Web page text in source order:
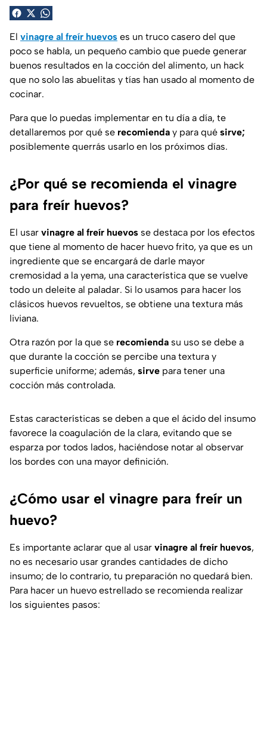
El vinagre al freír huevos es un truco casero del que
poco se habla, un pequeño cambio que puede generar
buenos resultados en la cocción del alimento, un hack
que no solo las abuelitas y tías han usado al momento de
cocinar.
Para que lo puedas implementar en tu día a día, te
detallaremos por qué se recomienda y para qué sirve;
posiblemente querrás usarlo en los próximos días.
¿Por qué se recomienda el vinagre
para freír huevos?
El usar vinagre al freír huevos se destaca por los efectos
que tiene al momento de hacer huevo frito, ya que es un
ingrediente que se encargará de darle mayor
cremosidad a la yema, una característica que se vuelve
todo un deleite al paladar. Si lo usamos para hacer los
clásicos huevos revueltos, se obtiene una textura más
liviana.
Otra razón por la que se recomienda su uso se debe a
que durante la cocción se percibe una textura y
superficie uniforme; además, sirve para tener una
cocción más controlada.
Estas características se deben a que el ácido del insumo
favorece la coagulación de la clara, evitando que se
esparza por todos lados, haciéndose notar al observar
los bordes con una mayor definición.
¿Cómo usar el vinagre para freír un
huevo?
Es importante aclarar que al usar vinagre al freír huevos,
no es necesario usar grandes cantidades de dicho
insumo; de lo contrario, tu preparación no quedará bien.
Para hacer un huevo estrellado se recomienda realizar
los siguientes pasos: